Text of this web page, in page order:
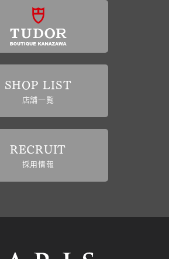
SHOP LIST
店舗一覧
RECRUIT
採用情報